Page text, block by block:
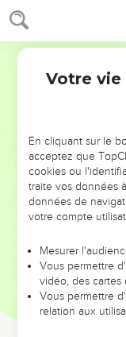
Genèse 27
arrivera que lorsque
joug de dessus ton
Jacob s'enfuit
Et Ésaü eut
dont son père l'avait
jours du deuil de
mon frère.
Et on rapporta à
et elle envoya, et
Voici, Ésaü, ton
Et maintenant,
chez Laban, mon
et tu demeureras
la fureur de ton frère
Votre
En cliquant sur le
acceptez que
cookies ou
traite vos données
données de
votre compte
Mesurer
Vous permettre
vidéo, des
Vous permettre
relation aux